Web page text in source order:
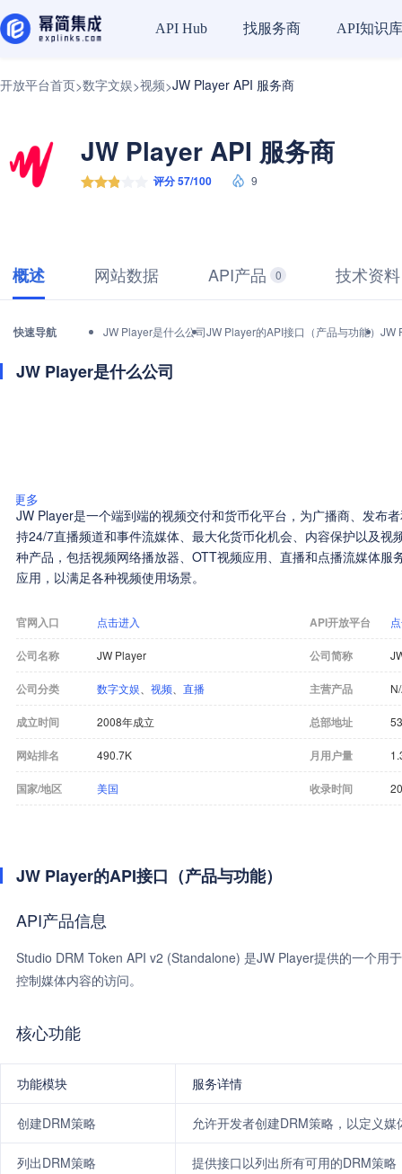
API Hub 找服务商 API知识库
开放平台首页>数字文娱>视频>JW Player API 服务商
JW Player API 服务商
评分 57/100 9
概述 网站数据 API产品 0 技术资料
快速导航 JW Player是什么公司JW Player的API接口（产品与功能） JW
JW Player是什么公司
更多
JW Player是一个端到端的视频交付和货币化平台，为广播商、发布
持24/7直播频道和事件流媒体、最大化货币化机会、内容保护以及视
种产品，包括视频网络播放器、OTT视频应用、直播和点播流媒体服
应用，以满足各种视频使用场景。
官网入口 点击进入 API开放平台
公司名称 JW Player 公司简称
公司分类 数字文娱 视频 直播 主营产品
成立时间 2008年成立 总部地址
网站排名 490.7K 月用户量
国家/地区 美国 收录时间
JW Player的API接口（产品与功能）
API产品信息
Studio DRM Token API v2 (Standalone) 是JW Player提供的一个用
控制媒体内容的访问。
核心功能
功能模块 服务详情
创建DRM策略 允许开发者创建DRM策略，以定义
列出DRM策略 提供接口以列出所有可用的DRM策